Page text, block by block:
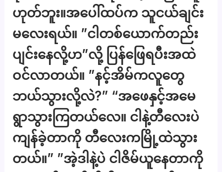
ဟုတ်ဘူး။အပေါ်ထပ်က သူငယ်ချင်း
မလေးရယ်။ ”ငါတစ်ယောက်တည်း
ပျင်းနေလို့ဟ”လို့ ပြန်ဖြေရပီးအထဲ
ဝင်လာတယ်။ ”နင့်အိမ်ကလူတွေ
ဘယ်သွားလို့လဲ?” “အဖေနှင့်အမေ
ရွာသွားကြတယ်လေ။ ငါနဲ့တီလေးပဲ
ကျန်ခဲ့တာကို တီလေးကမြို့ထဲသွား
တယ်။” ”အဲ့ဒါနဲ့ပဲ ငါဇိမ်ယူနေတာကို